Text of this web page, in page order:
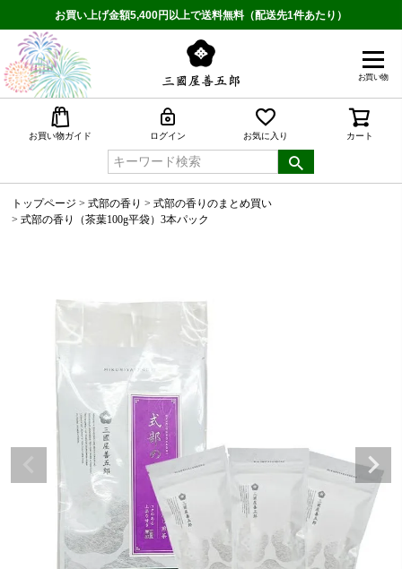
お買い上げ金額5,400円以上で送料無料（配送先1件あたり）
お買い物
お買い物ガイド ログイン お気に入り カート
トップページ 式部の香り
式部の香りのまとめ買い
式部の香り（茶葉100g平袋）3本パック